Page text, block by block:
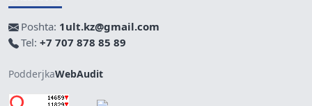
Poshta: 1ult.kz@gmail.com
Tel: +7 707 878 85 89
PodderjkaWebAudit